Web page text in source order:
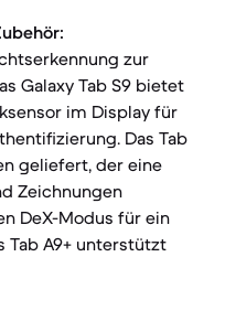
zur
Galaxy Tab S9 bietet
im Display für
Das Tab
geliefert, der eine
Zeichnungen
DeX-Modus für ein
Tab A9+ unterstützt